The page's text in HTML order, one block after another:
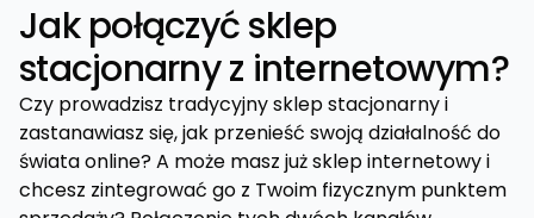
Jak połączyć sklep
stacjonarny z internetowym?
Czy prowadzisz tradycyjny sklep stacjonarny i
zastanawiasz się, jak przenieść swoją działalność do
świata online? A może masz już sklep internetowy i
chcesz zintegrować go z Twoim fizycznym punktem